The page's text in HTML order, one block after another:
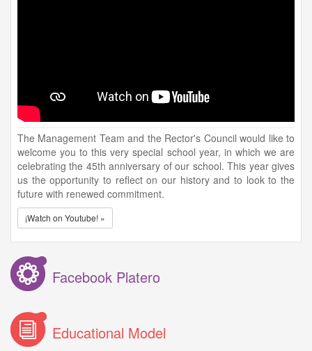
The Management Team and the Rector's Council would like to
welcome you to this very special school year, in which we are
celebrating the 45th anniversary of our school. This year gives
us the opportunity to reflect on our history and to look to the
future with renewed commitment.
¡Watch on Youtube! »
Facebook Platero
Educational Model